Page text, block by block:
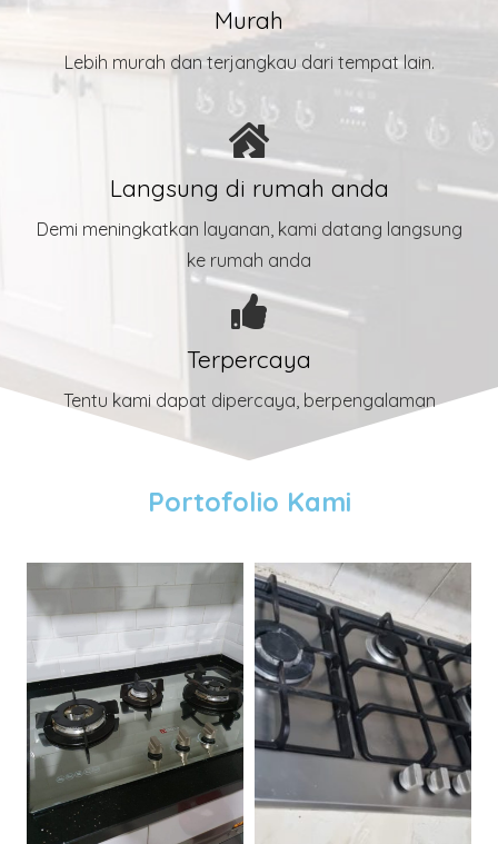
Murah
Lebih murah dan terjangkau dari tempat lain.
Langsung di rumah anda
Demi meningkatkan layanan, kami datang langsung
ke rumah anda
Terpercaya
Tentu kami dapat dipercaya, berpengalaman
Portofolio Kami